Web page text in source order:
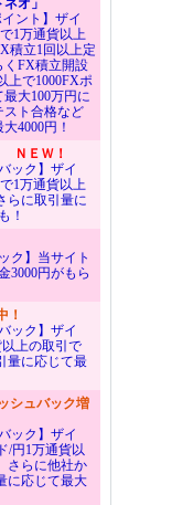
イント】ザイ
1万通貨以上
積立1回以上定
くFX積立開設
上で1000FXポ
大100万円に
スト合格など
4000円！
ＮＥＷ！
ック】ザイ
1万通貨以上
らに取引量に
！
ク】当サイト
3000円がもら
！
ック】ザイ
上の取引で
量に応じて最
シュバック増
ック】ザイ
/円1万通貨以
さらに他社か
に応じて最大